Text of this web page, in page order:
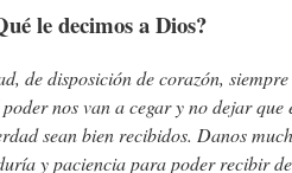
le decimos a Dios?
de disposición de corazón,
nos van a cegar y no dejar que
sean bien recibidos. Danos
y paciencia para poder recibir